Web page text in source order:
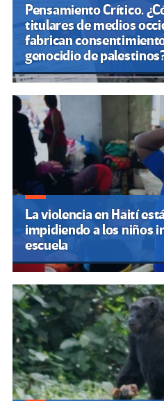
Pensamiento Crítico.
titulares de medios
fabrican
genocidio de
La violencia en Haití
impidiendo a los niños
escuela